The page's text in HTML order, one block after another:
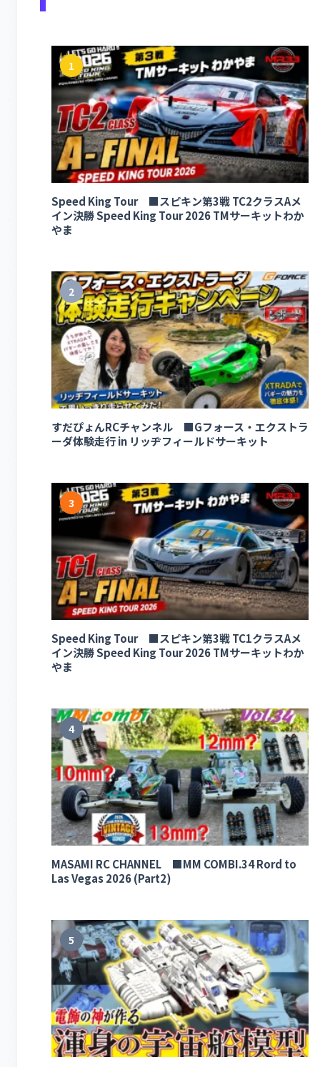
1
Speed King Tour ■スピキン第3戦 TC2クラスAメ
イン決勝 Speed King Tour 2026 TMサーキットわか
やま
2
すだぴょんRCチャンネル ■Gフォース・エクストラ
ーダ体験走行 in リッヂフィールドサーキット
3
Speed King Tour ■スピキン第3戦 TC1クラスAメ
イン決勝 Speed King Tour 2026 TMサーキットわか
やま
4
MASAMI RC CHANNEL ■MM COMBI.34 Rord to
Las Vegas 2026 (Part2)
5